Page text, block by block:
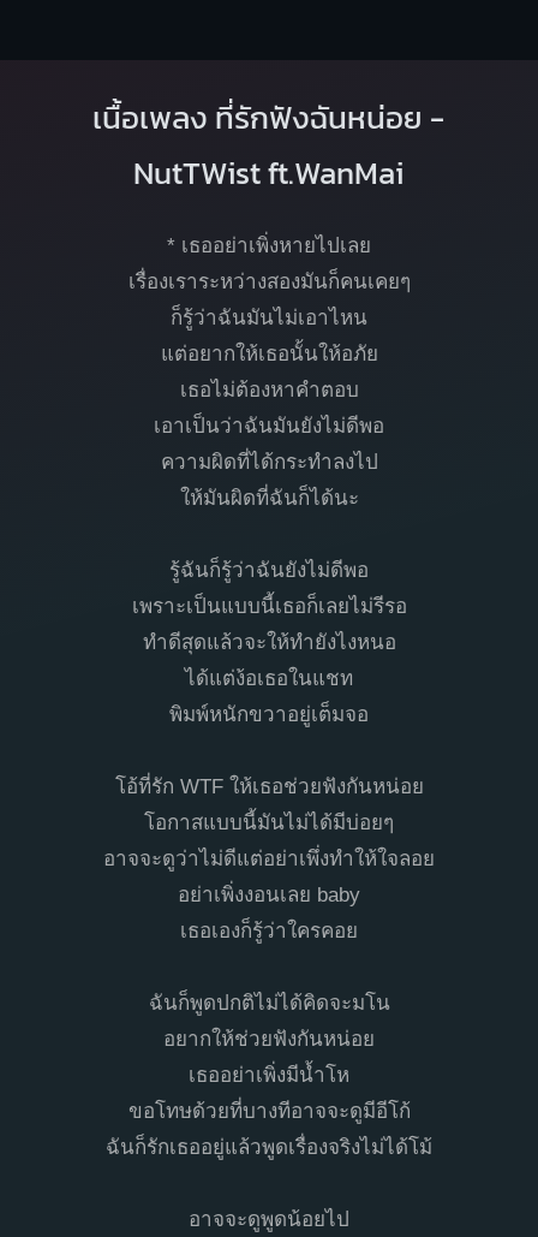
เนื้อเพลง ที่รักฟังฉันหน่อย -
NutTWist ft.WanMai
* เธออย่าเพิ่งหายไปเลย
เรื่องเราระหว่างสองมันก็คนเคยๆ
ก็รู้ว่าฉันมันไม่เอาไหน
แต่อยากให้เธอนั้นให้อภัย
เธอไม่ต้องหาคำตอบ
เอาเป็นว่าฉันมันยังไม่ดีพอ
ความผิดที่ได้กระทำลงไป
ให้มันผิดที่ฉันก็ได้นะ
รู้ฉันก็รู้ว่าฉันยังไม่ดีพอ
เพราะเป็นแบบนี้เธอก็เลยไม่รีรอ
ทำดีสุดแล้วจะให้ทำยังไงหนอ
ได้แต่ง้อเธอในแชท
พิมพ์หนักขวาอยู่เต็มจอ
โอ้ที่รัก WTF ให้เธอช่วยฟังกันหน่อย
โอกาสแบบนี้มันไม่ได้มีบ่อยๆ
อาจจะดูว่าไม่ดีแต่อย่าเพึ่งทำให้ใจลอย
อย่าเพิ่งงอนเลย baby
เธอเองก็รู้ว่าใครคอย
ฉันก็พูดปกติไม่ได้คิดจะมโน
อยากให้ช่วยฟังกันหน่อย
เธออย่าเพิ่งมีน้ำโห
ขอโทษด้วยที่บางทีอาจจะดูมีอีโก้
ฉันก็รักเธออยู่แล้วพูดเรื่องจริงไม่ได้โม้
อาจจะดูพูดน้อยไป